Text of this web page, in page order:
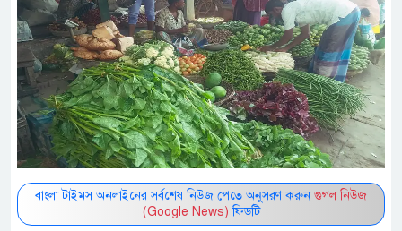
বাংলা টাইমস অনলাইনের সর্বশেষ নিউজ পেতে অনুসরণ করুন গুগল নিউজ
(Google News) ফিডটি